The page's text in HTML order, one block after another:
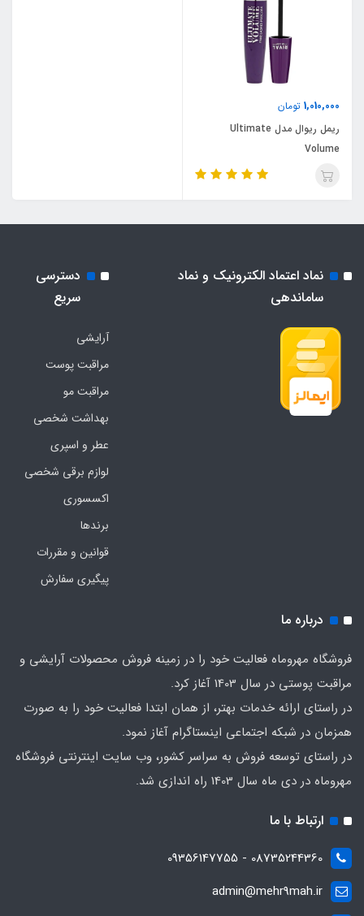
1,010,000 تومان
ریمل ریوال مدل Ultimate
Volume
نماد اعتماد الکترونیک و نماد
ساماندهی
دسترسی
سریع
آرایشی
مراقبت پوست
مراقبت مو
بهداشت شخصی
عطر و اسپری
لوازم برقی شخصی
اکسسوری
برندها
قوانین و مقررات
پیگیری سفارش
درباره ما
فروشگاه مهروماه فعالیت خود را در زمینه فروش محصولات آرایشی و
مراقبت پوستی در سال 1403 آغاز کرد.
در راستای ارائه خدمات بهتر، از همان ابتدا فعالیت خود را به صورت
همزمان در شبکه اجتماعی اینستاگرام آغاز نمود.
در راستای توسعه فروش به سراسر کشور، وب سایت اینترنتی فروشگاه
مهروماه در دی ماه سال 1403 راه اندازی شد.
ارتباط با ما
08735244360 - 09356147755
admin@mehr9mah.ir